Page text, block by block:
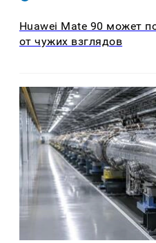
Huawei Mate 90 может
от чужих взглядов